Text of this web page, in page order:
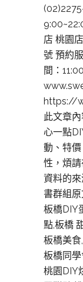
店 桃園
號 預約
間：
https://
此文章
心一點
動、特
性，煩
資料的
書群組
板橋DIY
點,板橋
板橋美食
板橋同學
桃園DIY